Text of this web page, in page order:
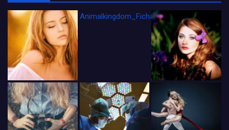
Animalkingdom_FichaCine